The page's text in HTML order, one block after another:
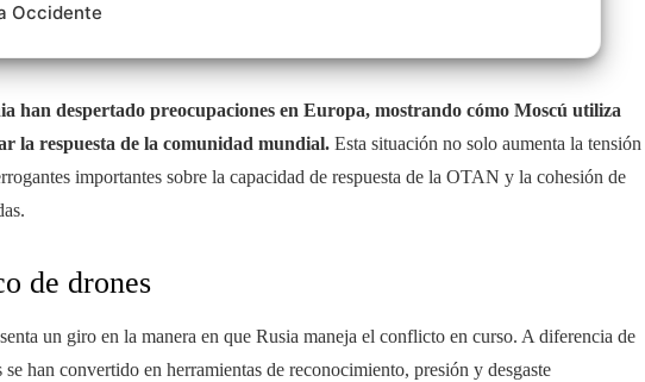
Occidente
han despertado preocupaciones en Europa, mostrando cómo Moscú utiliza
la respuesta de la comunidad mundial. Esta situación no solo aumenta la tensión
importantes sobre la capacidad de respuesta de la OTAN y la cohesión de
de drones
un giro en la manera en que Rusia maneja el conflicto en curso. A diferencia de
han convertido en herramientas de reconocimiento, presión y desgaste